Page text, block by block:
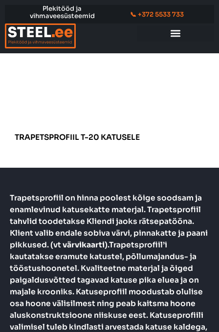
content
Plekitööd ja
vihmaveesüsteemid
📞 +372 5533 733
TRAPETSPROFIIL T-20 KATUSELE
Trapetsprofiil on hinna poolest kõige soodsam ja
enamlevinud katusekatte materjal. Trapetsprofiil
tahvlid toodetakse Kliendi jaoks rätsepatööna.
Klient valib endale sobiva värvi, pinnakatte ja paani
pikkused. (vt värvikaarti).Trapetsprofiil’i
kautatakse eramute katustel, põllumajandus- ja
tööstushoonetel. Kvaliteetne materjal ja õiged
paigaldusvõtted tagavad katuse pika eluea ja on
majale krooniks. Katuseprofiil moodustab olulise
osa hoone välisilmest ning peab kaitsma hoone
aluskonstruktsioone niiskuse eest. Katuseprofiili
valimisel tuleb kindlasti arvestada katuse kaldega,